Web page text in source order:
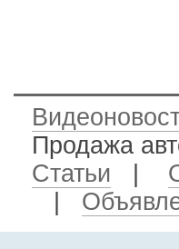
Продажа
Статьи